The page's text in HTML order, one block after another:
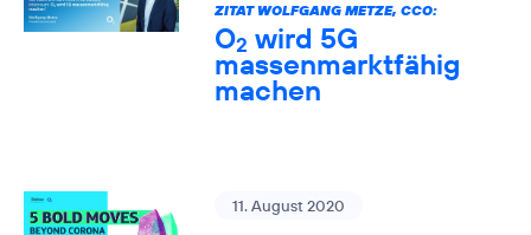
ZITAT WOLFGANG METZE, CCO:
O2 wird 5G
massenmarktfähig
machen
11. August 2020